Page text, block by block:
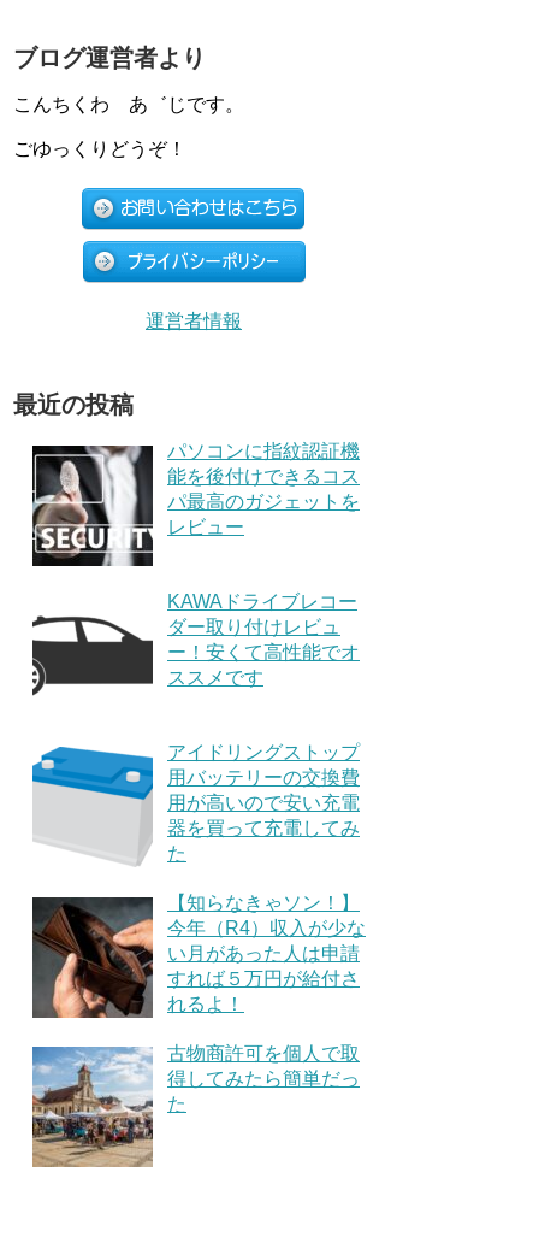
ブログ運営者より
こんちくわ あ゛じです。
ごゆっくりどうぞ！
運営者情報
最近の投稿
パソコンに指紋認証機
能を後付けできるコス
パ最高のガジェットを
レビュー
KAWAドライブレコー
ダー取り付けレビュ
ー！安くて高性能でオ
ススメです
アイドリングストップ
用バッテリーの交換費
用が高いので安い充電
器を買って充電してみ
た
【知らなきゃソン！】
今年（R4）収入が少な
い月があった人は申請
すれば５万円が給付さ
れるよ！
古物商許可を個人で取
得してみたら簡単だっ
た